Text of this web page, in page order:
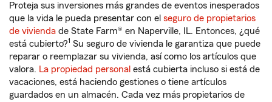
Proteja sus inversiones más grandes de eventos inesperados
que la vida le pueda presentar con el seguro de propietarios
de vivienda de State Farm® en Naperville, IL. Entonces, ¿qué
está cubierto?1 Su seguro de vivienda le garantiza que puede
reparar o reemplazar su vivienda, así como los artículos que
valora. La propiedad personal está cubierta incluso si está de
vacaciones, está haciendo gestiones o tiene artículos
guardados en un almacén. Cada vez más propietarios de